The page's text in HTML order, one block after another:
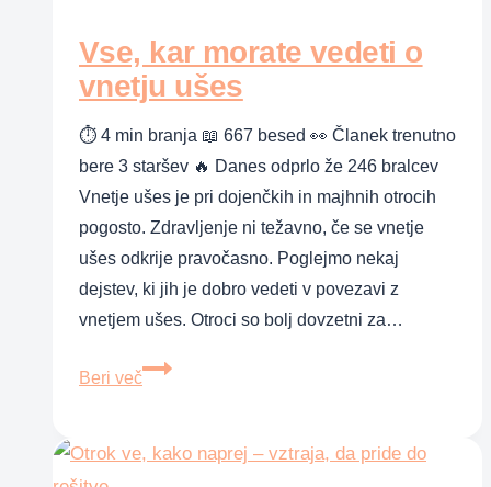
za
sveto
Vse, kar morate vedeti o
vnetju ušes
⏱ 4 min branja 📖 667 besed 👀 Članek trenutno
bere 3 staršev 🔥 Danes odprlo že 246 bralcev
Vnetje ušes je pri dojenčkih in majhnih otrocih
pogosto. Zdravljenje ni težavno, če se vnetje
ušes odkrije pravočasno. Poglejmo nekaj
dejstev, ki jih je dobro vedeti v povezavi z
vnetjem ušes. Otroci so bolj dovzetni za…
Beri več
Vse,
vedeti